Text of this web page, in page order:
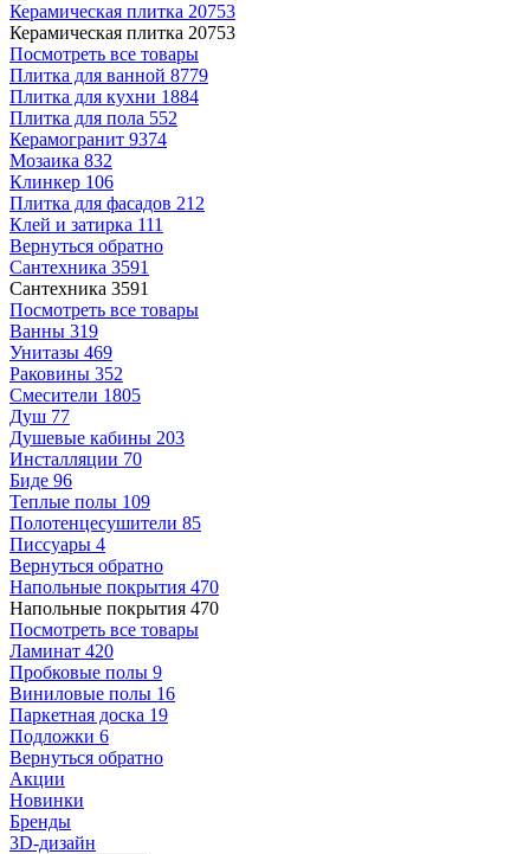
Керамическая плитка 20753
Керамическая плитка 20753
Посмотреть все товары
Плитка для ванной 8779
Плитка для кухни 1884
Плитка для пола 552
Керамогранит 9374
Мозаика 832
Клинкер 106
Плитка для фасадов 212
Клей и затирка 111
Вернуться обратно
Сантехника 3591
Сантехника 3591
Посмотреть все товары
Ванны 319
Унитазы 469
Раковины 352
Смесители 1805
Душ 77
Душевые кабины 203
Инсталляции 70
Биде 96
Теплые полы 109
Полотенцесушители 85
Писсуары 4
Вернуться обратно
Напольные покрытия 470
Напольные покрытия 470
Посмотреть все товары
Ламинат 420
Пробковые полы 9
Виниловые полы 16
Паркетная доска 19
Подложки 6
Вернуться обратно
Акции
Новинки
Бренды
3D-дизайн